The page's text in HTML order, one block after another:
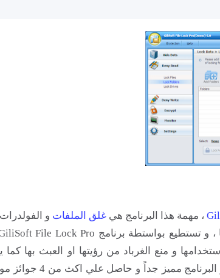
، مهمة هذا البرنامج هي غلق الملفات و
و منع الغرباد من رؤيتها او العبث بها كما
بواسطة هذا البرنامج الرائع منع الملف من التعديل او اعادة التسمية و